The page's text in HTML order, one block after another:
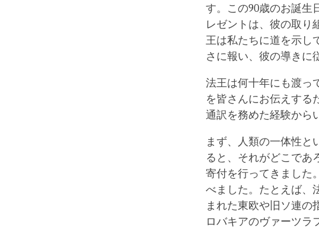
す。この90歳のお誕生
レゼントは、彼の取り
王は私たちに道を示し
さに報い、彼の導きに
法王は何十年にも渡っ
を皆さんにお伝えする
通訳を務めた経験から
まず、人類の一体性と
ると、それがどこであ
寄付を行ってきました
べました。たとえば、
まれた東欧や旧ソ連の
ロバキアのヴァーツラ